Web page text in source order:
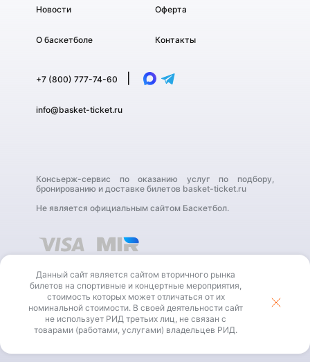
Новости
О баскетболе
Оферта
Контакты
+7 (800) 777-74-60
info@basket-ticket.ru
Консьерж-сервис по оказанию услуг по подбору,
бронированию и доставке билетов basket-ticket.ru
Не является официальным сайтом Баскетбол.
В своей деятельности сайт не использует РИД третьих
лиц, не связан с товарами (работами, услугами)
владельцев РИД.
Данный сайт является сайтом вторичного рынка
билетов на спортивные и концертные мероприятия,
стоимость которых может отличаться от их
номинальной стоимости. В своей деятельности сайт
не использует РИД третьих лиц, не связан с
товарами (работами, услугами) владельцев РИД.